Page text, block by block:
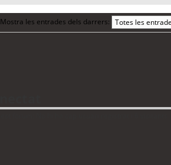
Mostra les entrades dels darrers: